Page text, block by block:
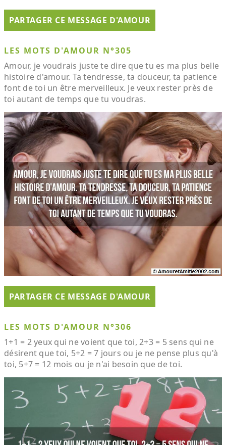
PARTAGER CE MESSAGE D'AMOUR
LES MOTS D'AMOUR N°305
Amour, je voudrais juste te dire que tu es ma plus belle
histoire d'amour. Ta tendresse, ta douceur, ta patience
font de toi un être merveilleux. Je veux rester près de
toi autant de temps que tu voudras.
PARTAGER CE MESSAGE D'AMOUR
LES MOTS D'AMOUR N°306
1+1 = 2 yeux qui ne voient que toi, 2+3 = 5 sens qui ne
désirent que toi, 5+2 = 7 jours ou je ne pense plus qu'à
toi, 5+7 = 12 mois ou je n'ai besoin que de toi.